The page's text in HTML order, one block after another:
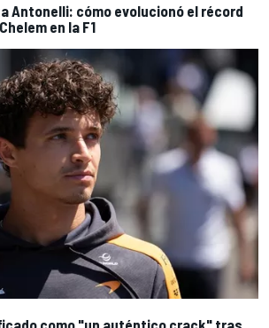
Antonelli: cómo evolucionó el récord
en la F1
como "un auténtico crack" tras